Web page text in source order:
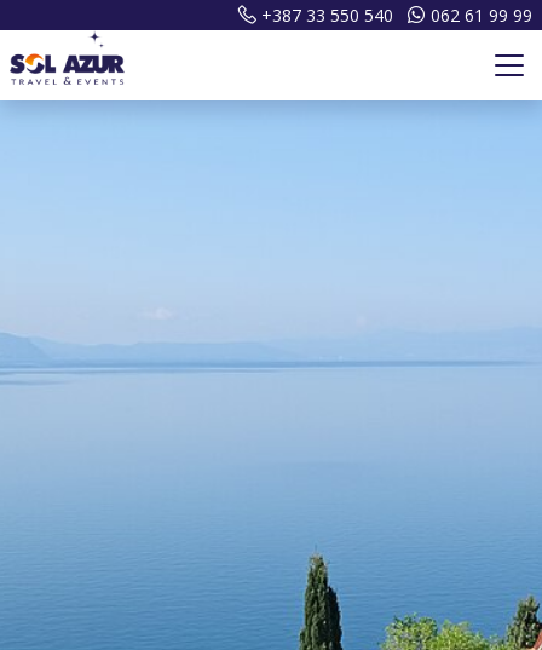
+387 33 550 540 062 61 99 99